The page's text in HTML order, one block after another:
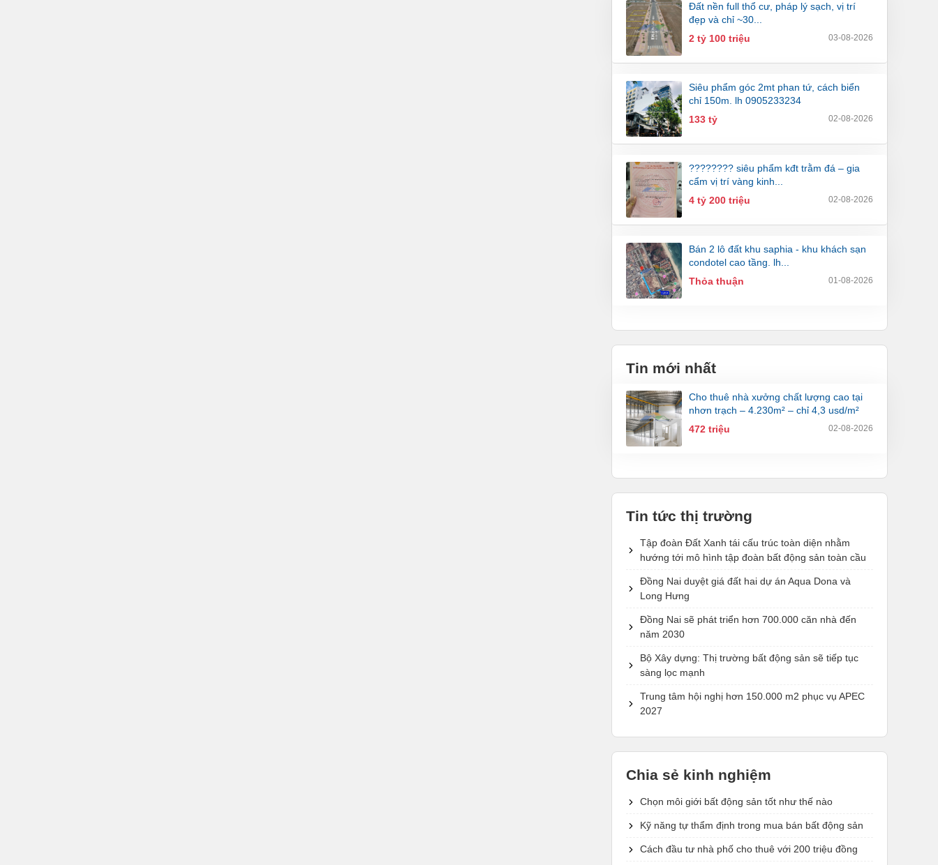
đất nền full thổ cư, pháp lý sạch, vị trí
đẹp và chỉ ~30...
2 tỷ 100 triệu
03-08-2026
siêu phẩm góc 2mt phan tứ, cách biển
chỉ 150m. lh 0905233234
133 tỷ
02-08-2026
???????? siêu phẩm kđt trằm đá – gia
cẩm vị trí vàng kinh...
4 tỷ 200 triệu
02-08-2026
bán 2 lô đất khu saphia - khu khách sạn
condotel cao tầng. lh...
Thỏa thuận
01-08-2026
Tin mới nhất
cho thuê nhà xưởng chất lượng cao tại
nhơn trạch – 4.230m² – chỉ 4,3 usd/m²
472 triệu
02-08-2026
Tin tức thị trường
Tập đoàn Đất Xanh tái cấu trúc toàn diện nhằm
hướng tới mô hình tập đoàn bất động sản toàn cầu
Đồng Nai duyệt giá đất hai dự án Aqua Dona và
Long Hưng
Đồng Nai sẽ phát triển hơn 700.000 căn nhà đến
năm 2030
Bộ Xây dựng: Thị trường bất động sản sẽ tiếp tục
sàng lọc mạnh
Trung tâm hội nghị hơn 150.000 m2 phục vụ APEC
2027
Chia sẻ kinh nghiệm
Chọn môi giới bất động sản tốt như thế nào
Kỹ năng tự thẩm định trong mua bán bất động sản
Cách đầu tư nhà phố cho thuê với 200 triệu đồng